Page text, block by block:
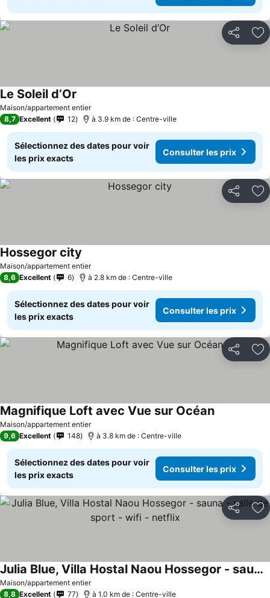
Partager
Maison/appartement entier
Le Soleil d’Or
8,7 Excellent 12 à 3.9 km de : Centre-ville
Sélectionnez des dates pour voir
les prix exacts
Consulter les prix
Partager
Maison/appartement entier
Hossegor city
8,6 Excellent 6 à 2.8 km de : Centre-ville
Sélectionnez des dates pour voir
les prix exacts
Consulter les prix
Partager
Maison/appartement entier
Magnifique Loft avec Vue sur Océan
9,6 Excellent 148 à 3.8 km de : Centre-ville
Sélectionnez des dates pour voir
les prix exacts
Consulter les prix
Partager
Maison/appartement entier
Julia Blue, Villa Hostal Naou Hossegor - sauna - salle de sport - wifi - netflix
8,8 Excellent 77 à 1.0 km de : Centre-ville